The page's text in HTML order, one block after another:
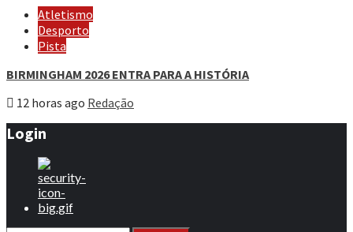
Atletismo
Desporto
Pista
BIRMINGHAM 2026 ENTRA PARA A HISTÓRIA
12 horas ago Redação
Login